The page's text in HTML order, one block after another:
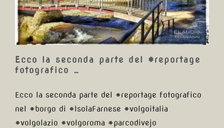
Ecco la seconda parte del #reportage
fotografico …
Ecco la seconda parte del #reportage fotografico
nel #borgo di #IsolaFarnese #volgoitalia
#volgolazio #volgoroma #parcodivejo